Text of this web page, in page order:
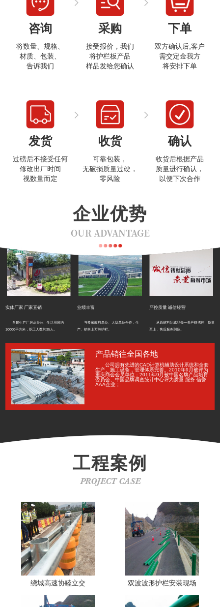
咨询
将数量、规格、
材质、包装、
告诉我们
采购
接受报价，我们
将护栏板产品
样品发给您确认
下单
双方确认后,客户
需交定金我方
将安排下单
发货
过磅后不接受任何
修改出厂时间
视数量而定
收货
可靠包装，
无破损质量过硬，
零风险
确认
收货后根据产品
质量进行确认，
以便下次合作
企业优势
OUR ADVANTAGE
实体厂家 厂家直销
自建生产厂房及办公、生活用房约
10000平方米，职工人数约35人。
业绩丰富
与多家政府单位、大型单位合作，生
产、销售上万吨护栏。
严控质量 诚信经营
从原材料到成品每一关严格把控，质量
至上，售后服务到位。
产品销往全国各地
公司拥有先进的CAD计算机辅助设计系统和全套
生产、施工设备，管理体系完善。2010年9月被评为
重庆商会会员单位；2011年9月被中国名牌产品培育
委员会、中国品牌调查统计中心评为质量-服务-信誉
AAA企业；
工程案例
PROJECT CASE
绕城高速协睦立交 双波波形护栏安装现场
打开微信